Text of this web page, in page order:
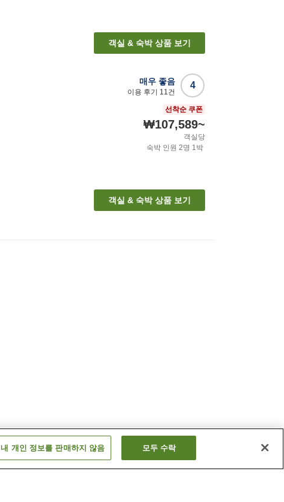
객실 & 숙박 상품 보기
4
매우 좋음
이용 후기 11 건
선착순 쿠폰
₩107,589~
객실당
숙박 인원 2명 1 박
객실 & 숙박 상품 보기
내 개인 정보를 판매하지 않음 모두 수락